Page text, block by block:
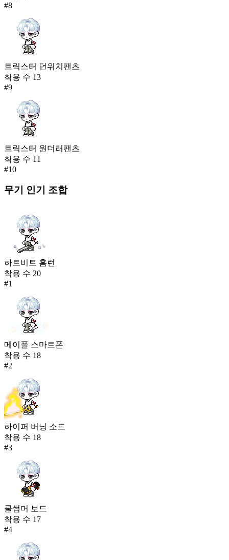
#8
트릭스터 던위치팬츠
착용 수 13
#9
트릭스터 원더러팬츠
착용 수 11
#10
무기 인기 조합
하트비트 홈런
착용 수 20
#1
메이플 스마트폰
착용 수 18
#2
하이퍼 버닝 소드
착용 수 18
#3
쿨썸머 보드
착용 수 17
#4